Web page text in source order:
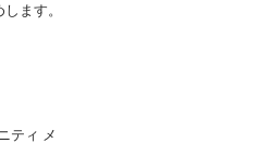
ます。
ティ メ